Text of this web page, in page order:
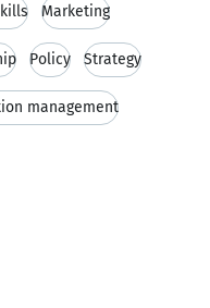
Marketing
Policy Strategy
management